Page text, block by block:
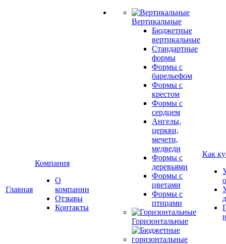
Главная
Компания
О
компании
Отзывы
Контакты
Вертикальные
Бюджетные
вертикальные
Стандартные
формы
Формы с
барельефом
Формы с
крестом
Формы с
сердцем
Ангелы,
церкви,
мечети,
медведи
Формы с
деревьями
Формы с
цветами
Формы с
птицами
Горизонтальные
Как